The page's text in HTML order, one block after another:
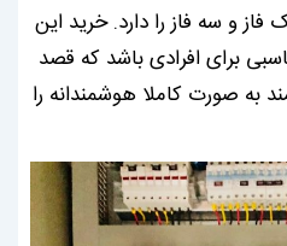
فاز و سه فاز را دارد. خرید این
برای افرادی باشد که قصد
به صورت کاملا هوشمندانه را